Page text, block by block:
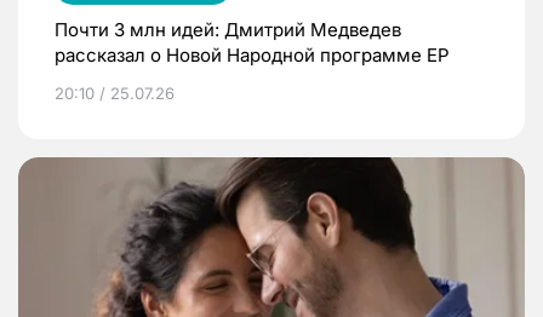
Почти 3 млн идей: Дмитрий Медведев
рассказал о Новой Народной программе ЕР
20:10 / 25.07.26